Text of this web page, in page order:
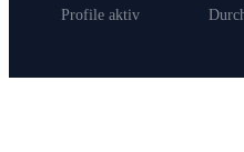
Profile aktiv